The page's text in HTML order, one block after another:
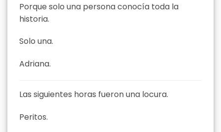
Porque solo una persona conocía toda la
historia.
Solo una.
Adriana.
Las siguientes horas fueron una locura.
Peritos.